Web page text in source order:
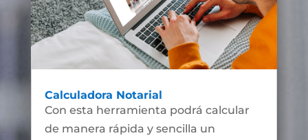
Calculadora Notarial
Con esta herramienta podrá calcular
de manera rápida y sencilla un